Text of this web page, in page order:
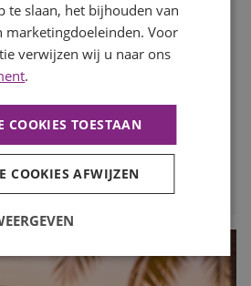
2026
komt de arbeidsmarkt weer volop in
is dit hét moment om vooruit
spelen op de personeelsbehoefte
In deze blog lees je waarom
het verschil kan maken.
te slaan, het bijhouden van
marketingdoeleinden. Voor
verwijzen wij u naar ons
.
COOKIES TOESTAAN
COOKIES AFWIJZEN